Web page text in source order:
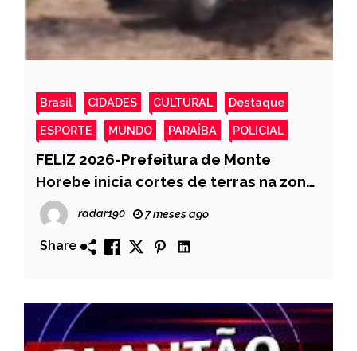
Brasil CIDADES CULTURAL Destaque
ESPORTE MUNDO PARAÍBA POLICIAL
FELIZ 2026-Prefeitura de Monte
Horebe inicia cortes de terras na zona
rural para fortalecer a agricultura
familiar.
radar190 7 meses ago
Share